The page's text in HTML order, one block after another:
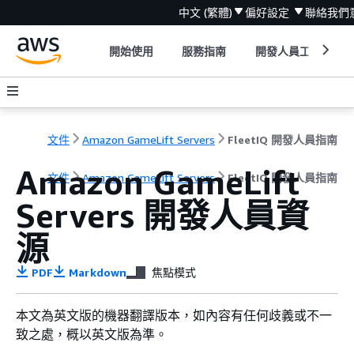
中文 (繁體) 偏好設定 聯絡我們
開始使用 服務指南 開發人員工具
文件 Amazon GameLift Servers FleetIQ 開發人員指南
文件 Amazon GameLift Servers FleetIQ 開發人員指南
Amazon GameLift
Servers 開發人員資
源
PDF Markdown 焦點模式
本文為英文版的機器翻譯版本，如內容有任何歧義或不一
致之處，概以英文版為準。